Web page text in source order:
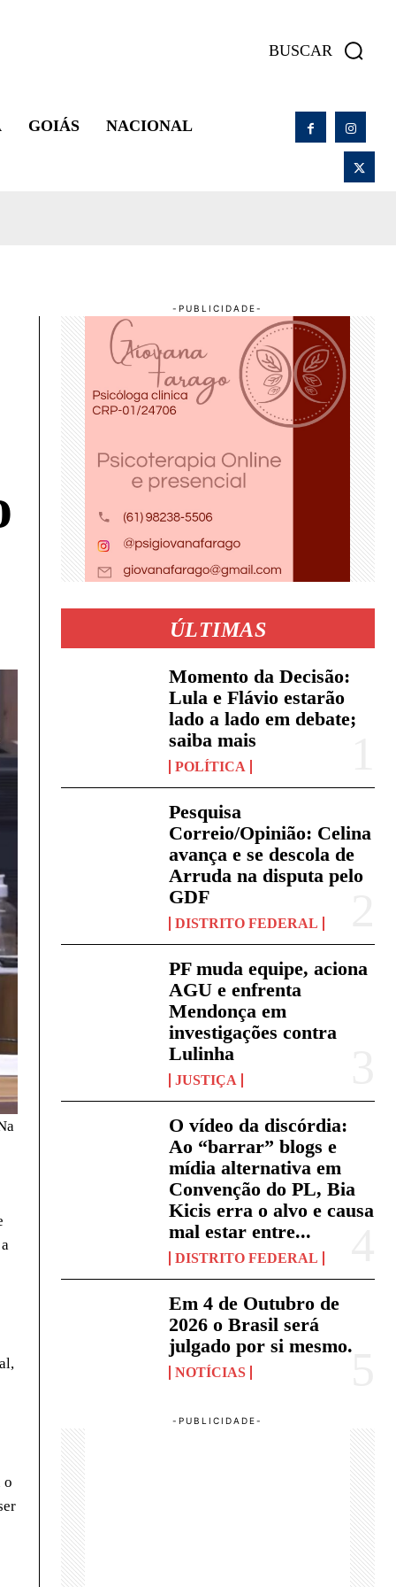
BUSCAR
GOIÁS NACIONAL
o
ÚLTIMAS
Momento da Decisão:
Lula e Flávio estarão
lado a lado em debate;
saiba mais
POLÍTICA
Pesquisa
Correio/Opinião: Celina
avança e se descola de
Arruda na disputa pelo
GDF
DISTRITO FEDERAL
PF muda equipe, aciona
AGU e enfrenta
Mendonça em
investigações contra
Lulinha
JUSTIÇA
O vídeo da discórdia:
Ao “barrar” blogs e
mídia alternativa em
Convenção do PL, Bia
Kicis erra o alvo e causa
mal estar entre...
DISTRITO FEDERAL
Em 4 de Outubro de
2026 o Brasil será
julgado por si mesmo.
NOTÍCIAS